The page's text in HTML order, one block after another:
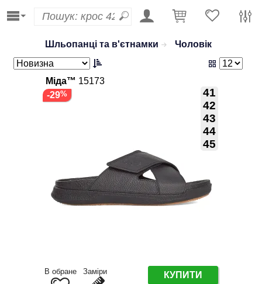
Шльопанці та в'єтнамки Чоловік
Міда™ 15173
41
42
43
44
45
В обране Заміри КУПИТИ
-29